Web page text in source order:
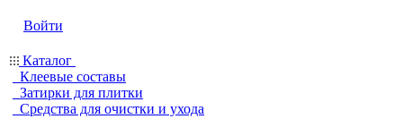
Войти
Каталог
Клеевые составы
Затирки для плитки
Средства для очистки и ухода